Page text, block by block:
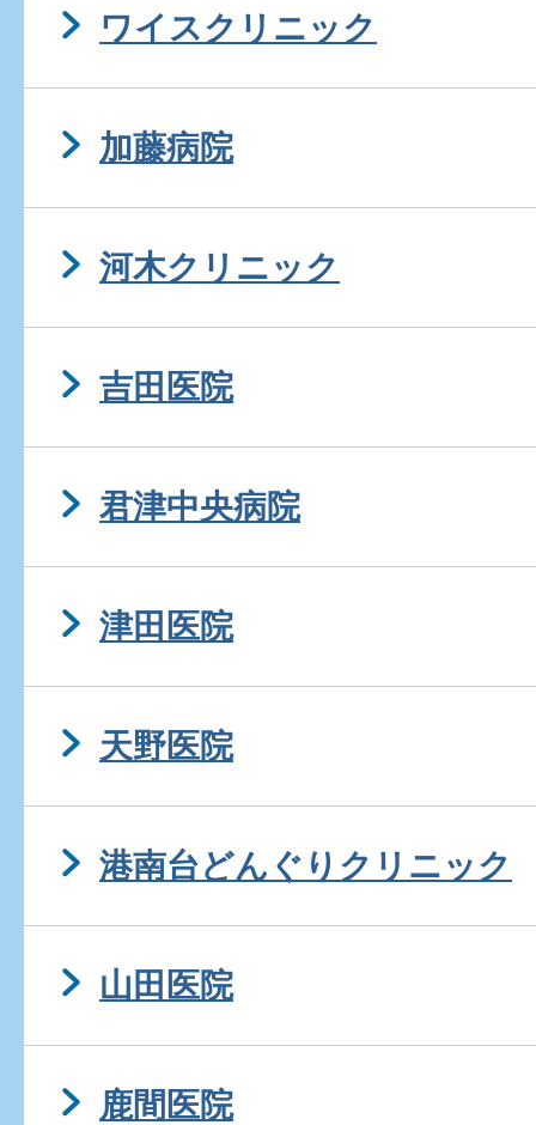
ワイスクリニック
加藤病院
河木クリニック
吉田医院
君津中央病院
津田医院
天野医院
港南台どんぐりクリニック
山田医院
鹿間医院